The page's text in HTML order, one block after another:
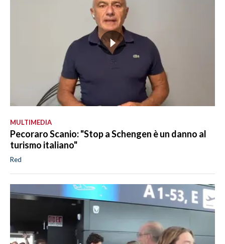
MULTIMEDIA
Pecoraro Scanio: "Stop a Schengen è un danno al
turismo italiano"
Red